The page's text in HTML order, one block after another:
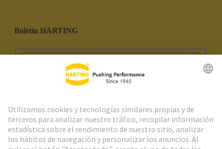
Boletín HARTING
Ir al registro
Social Media